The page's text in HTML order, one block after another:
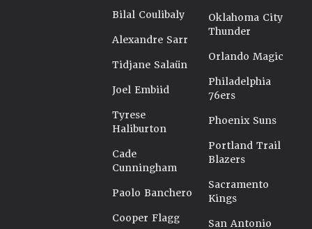
Bilal Coulibaly
Alexandre Sarr
Tidjane Salaün
Joel Embiid
Tyrese
Haliburton
Cade
Cunningham
Paolo Banchero
Cooper Flagg
Oklahoma City
Thunder
Orlando Magic
Philadelphia
76ers
Phoenix Suns
Portland Trail
Blazers
Sacramento
Kings
San Antonio